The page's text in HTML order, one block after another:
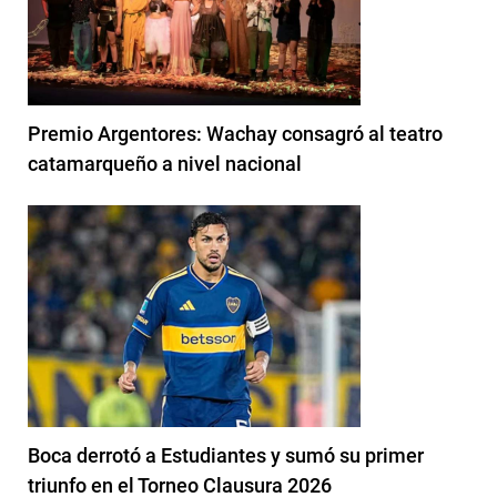
Premio Argentores: Wachay consagró al teatro
catamarqueño a nivel nacional
Boca derrotó a Estudiantes y sumó su primer
triunfo en el Torneo Clausura 2026